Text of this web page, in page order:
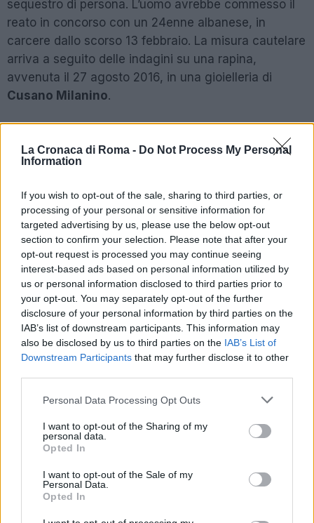
La Cronaca di Roma - Do Not Process My Personal
Information
If you wish to opt-out of the sale, sharing to third parties, or
processing of your personal or sensitive information for
targeted advertising by us, please use the below opt-out
section to confirm your selection. Please note that after your
opt-out request is processed you may continue seeing
interest-based ads based on personal information utilized by
us or personal information disclosed to third parties prior to
your opt-out. You may separately opt-out of the further
disclosure of your personal information by third parties on the
IAB’s list of downstream participants. This information may
also be disclosed by us to third parties on the IAB’s List of
Downstream Participants that may further disclose it to other
Please note that this website/app uses one or more Google
not limited to your visit or usage behaviour. You may click to
grant or deny consent to Google and its third-party tags to
use your data for below specified purposes in below Google
consent section.
Personal Data Processing Opt Outs
I want to opt-out of the Sharing of my
personal data.
Opted In
I want to opt-out of the Sale of my
Personal Data.
Opted In
sequestro di persona. L’uomo avrebbe commesso il
reato in concorso con un 24enne albanese, in
carcere dallo scorso 13 febbraio. La misura cautelare
arriva a seguito delle indagini su una rapina,
avvenuta il 27 agosto 2016, in una gioielleria di
Cusano Milanino.
LEGGI ANCHE LE PAROLE DI NISTRI SUL CASO
CUCCHI
POTREBBE INTERESSARTI
Ryanair punta su Roma, il colosso
dell’aviazione low cost lancia 18
nuove tratte ed assume 7000
dipendenti
4 anni fa
Taxi volante, primo test a Roma:
“Da Fiumicino al centro città in
20 minuti”
Precedente
CASO CUCCHI
Nistri attacca i
ha sbagliato…”
Successiva
contraffatti